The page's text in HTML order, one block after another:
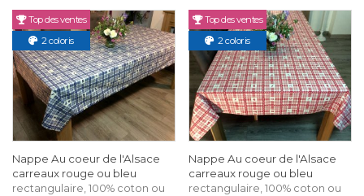
Top des ventes
2 coloris
Nappe Au coeur de l'Alsace
carreaux rouge ou bleu
rectangulaire, 100% coton ou
Top des ventes
2 coloris
Nappe Au coeur de l'Alsace
carreaux rouge ou bleu
rectangulaire, 100% coton ou